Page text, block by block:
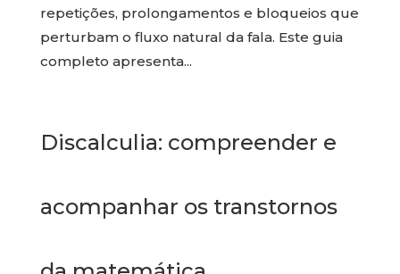
repetições, prolongamentos e bloqueios que
perturbam o fluxo natural da fala. Este guia
completo apresenta...
Discalculia: compreender e
acompanhar os transtornos